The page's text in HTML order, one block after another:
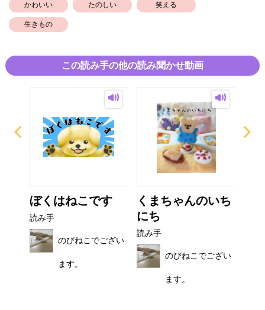
かわいい たのしい 笑える
生きもの
この読み手の他の読み聞かせ動画
ぼくはねこです
読み手
のびねこでござい
ます。
くまちゃんのいち
にち
読み手
のびねこでござい
ます。